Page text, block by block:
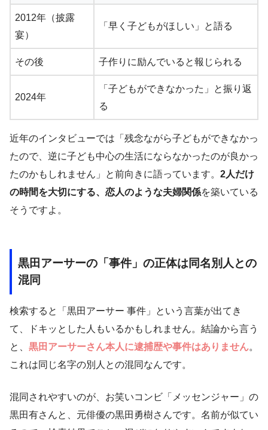
2012年（披露
宴）
「早く子どもがほしい」と語る
その後 子作りに励んでいると報じられる
2024年
「子どもができなかった」と振り返
る
近年のインタビューでは「残念ながら子どもができなかっ
たので、逆に子ども中心の生活にならなかったのが良かっ
たのかもしれません」と前向きに語っています。 2人だけ
の時間を大切にする、恋人のような夫婦関係を築いている
そうですよ。
黒田アーサーの「事件」の正体は同名別人との
混同
検索すると「黒田アーサー 事件」という言葉が出てき
て、ドキッとした人もいるかもしれません。結論から言う
と、 黒田アーサーさん本人に逮捕歴や事件はありません。
これは同じ名字の別人との混同なんです。
混同されやすいのが、お笑いコンビ「メッセンジャー」の
黒田有さんと、元俳優の黒田勇樹さんです。名前が似てい